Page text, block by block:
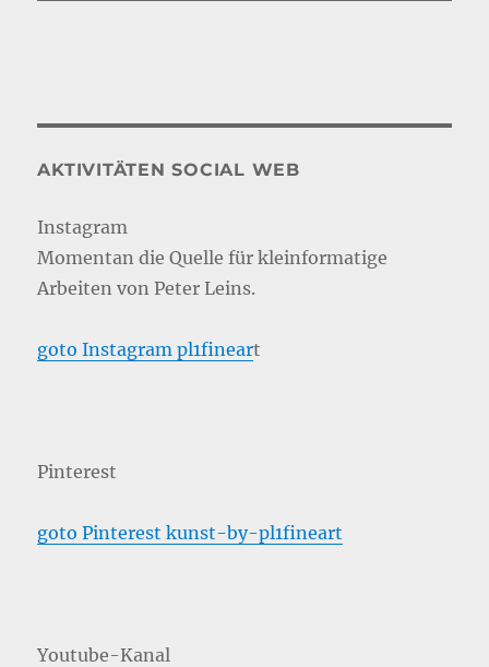
AKTIVITÄTEN SOCIAL WEB
Instagram
Momentan die Quelle für kleinformatige
Arbeiten von Peter Leins.
goto Instagram pl1fineart
Pinterest
goto Pinterest kunst-by-pl1fineart
Youtube-Kanal